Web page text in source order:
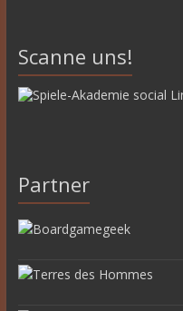
Scanne uns!
Partner